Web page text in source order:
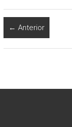
← Anterior